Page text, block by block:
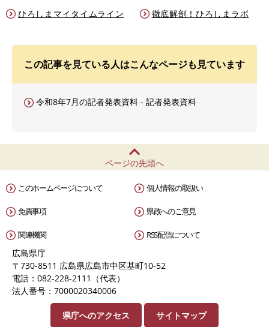
ひろしまマイタイムライン 徹底解剖！ひろしまラボ
この記事を見ている人はこんなページも見ています
令和8年7月の記者発表資料 - 記者発表資料
ページの先頭へ
このホームページについて 個人情報の取扱い
免責事項 県政へのご意見
関連機関 RSS配信について
広島県庁
〒730-8511 広島県広島市中区基町10-52
電話：082-228-2111（代表）
法人番号：7000020340006
県庁へのアクセス サイトマップ